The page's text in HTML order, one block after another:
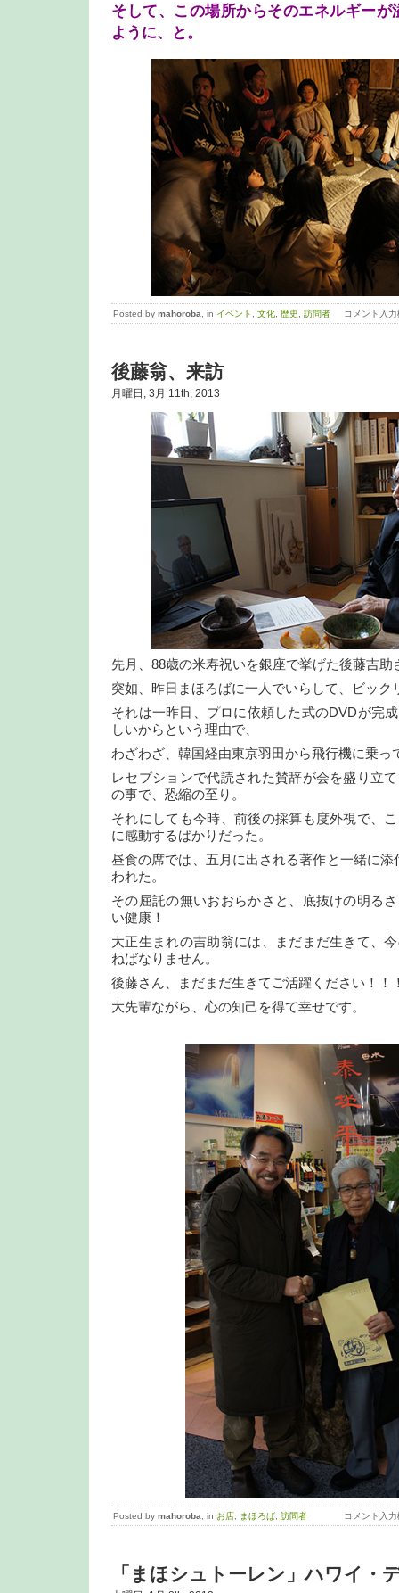
そして、この場所からそのエネルギーが
ように、と。
Posted by mahoroba , in イベント 文化 歴史 訪問者 コメント入力
後藤翁、来訪
月曜日, 3月 11th, 2013
先月、88歳の米寿祝いを銀座で挙げた後藤吉助
突如、昨日まほろばに一人でいらして、ビック
それは一昨日、プロに依頼した式のDVDが完
しいからという理由で、
わざわざ、韓国経由東京羽田から飛行機に乗っ
レセプションで代読された賛辞が会を盛り立
の事で、恐縮の至り。
それにしても今時、前後の採算も度外視で、
に感動するばかりだった。
昼食の席では、五月に出される著作と一緒に
われた。
その屈託の無いおおらかさと、底抜けの明る
い健康！
大正生まれの吉助翁には、まだまだ生きて、
ねばなりません。
後藤さん、まだまだ生きてご活躍ください！！
大先輩ながら、心の知己を得て幸せです。
Posted by mahoroba , in お店 まほろば 訪問者 コメント入力
「まほシュトーレン」ハワイ・